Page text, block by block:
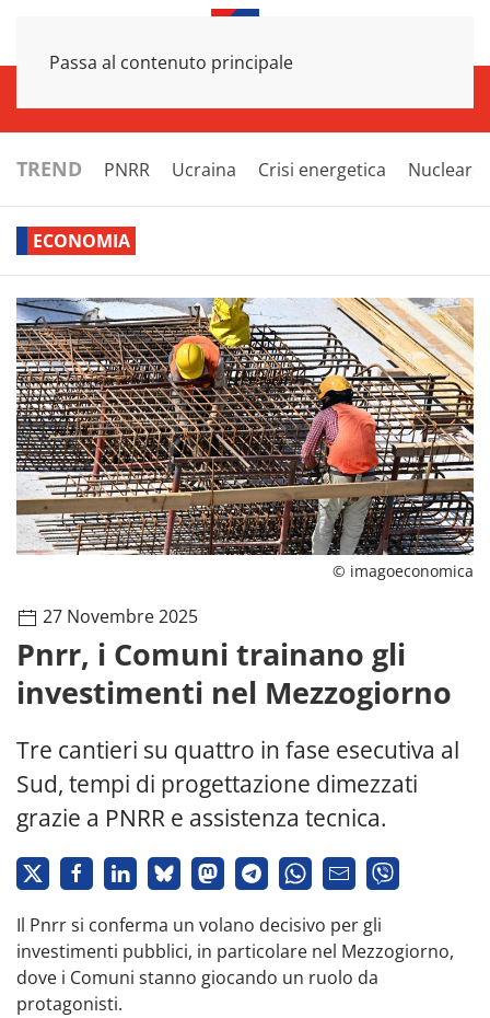
Passa al contenuto principale
TREND PNRR Ucraina Crisi energetica Nucleare
ECONOMIA
© imagoeconomica
27 Novembre 2025
Pnrr, i Comuni trainano gli
investimenti nel Mezzogiorno
Tre cantieri su quattro in fase esecutiva al
Sud, tempi di progettazione dimezzati
grazie a PNRR e assistenza tecnica.
Il Pnrr si conferma un volano decisivo per gli
investimenti pubblici, in particolare nel Mezzogiorno,
dove i Comuni stanno giocando un ruolo da
protagonisti.